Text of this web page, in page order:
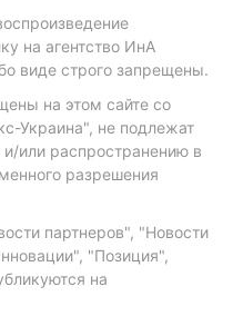
на агентство ИнА
виде строго запрещены.
на этом сайте со
Украина", не подлежат
или распространению в
разрешения
партнеров", "Новости
"Позиция",
на